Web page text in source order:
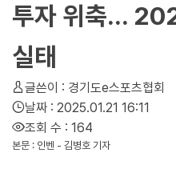
투자 위축...
실태
글쓴이 : 경기도e스포츠협회
날짜 : 2025.01.21 16:11
조회 수 : 164
본문 : 인벤 - 김병호 기자